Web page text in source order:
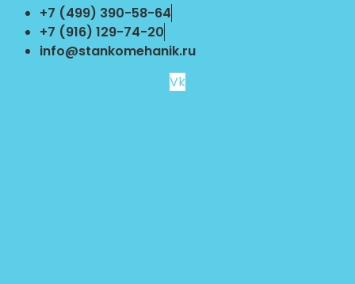
Перейти
содержимому
+7 (499) 390-58-64
+7 (916) 129-74-20
info@stankomehanik.ru
Vk